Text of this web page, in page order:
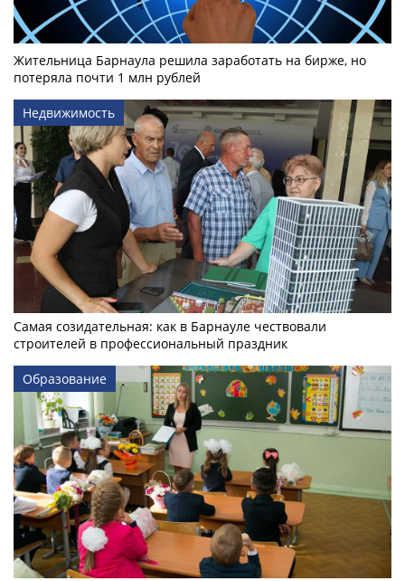
Жительница Барнаула решила заработать на бирже, но
потеряла почти 1 млн рублей
Недвижимость
Самая созидательная: как в Барнауле чествовали
строителей в профессиональный праздник
Образование